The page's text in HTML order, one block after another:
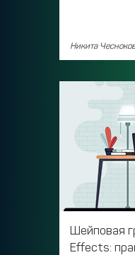
Никита Чесноков
Шейповая
Effects: